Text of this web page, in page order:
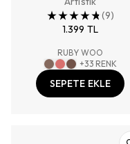
(9)
1.399 TL
RUBY WOO
+33 RENK
SEPETE EKLE